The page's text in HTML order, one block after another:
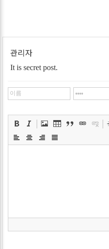
관리자
It is secret post.